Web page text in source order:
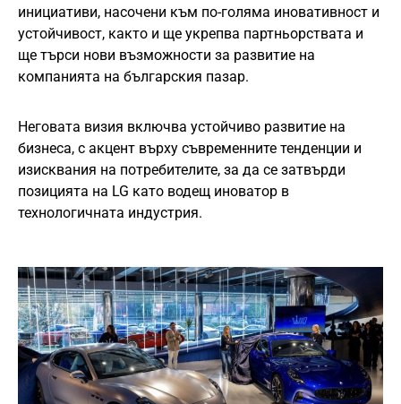
инициативи, насочени към по-голяма иновативност и
устойчивост, както и ще укрепва партньорствата и
ще търси нови възможности за развитие на
компанията на българския пазар.
Неговата визия включва устойчиво развитие на
бизнеса, с акцент върху съвременните тенденции и
изисквания на потребителите, за да се затвърди
позицията на LG като водещ иноватор в
технологичната индустрия.